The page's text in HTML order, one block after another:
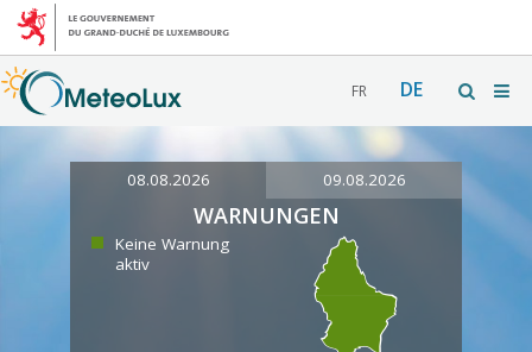
FR DE
08.08.2026 09.08.2026
WARNUNGEN
Keine Warnung
aktiv